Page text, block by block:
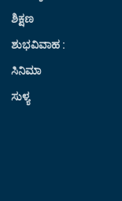
ಶಿಕ್ಷಣ
ಶುಭವಿವಾಹ :
ಸಿನಿಮಾ
ಸುಳ್ಯ